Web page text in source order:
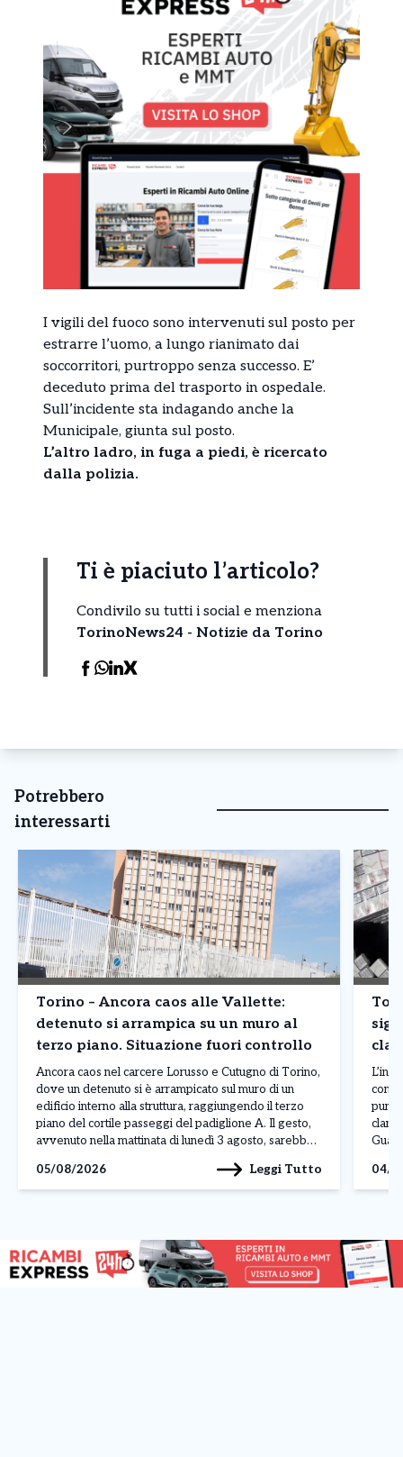
I vigili del fuoco sono intervenuti sul posto per
estrarre l’uomo, a lungo rianimato dai
soccorritori, purtroppo senza successo. E’
deceduto prima del trasporto in ospedale.
Sull’incidente sta indagando anche la
Municipale, giunta sul posto.
L’altro ladro, in fuga a piedi, è ricercato
dalla polizia.
Ti è piaciuto l’articolo?
Condivilo su tutti i social e menziona
TorinoNews24 - Notizie da Torino
Potrebbero
interessarti
Torino – Ancora caos alle Vallette:
detenuto si arrampica su un muro al
terzo piano. Situazione fuori controllo
Ancora caos nel carcere Lorusso e Cutugno di Torino,
dove un detenuto si è arrampicato sul muro di un
edificio interno alla struttura, raggiungendo il terzo
piano del cortile passeggi del padiglione A. Il gesto,
avvenuto nella mattinata di lunedì 3 agosto, sarebbe
ancora stati […]
05/08/2026 Leggi Tutto 04/